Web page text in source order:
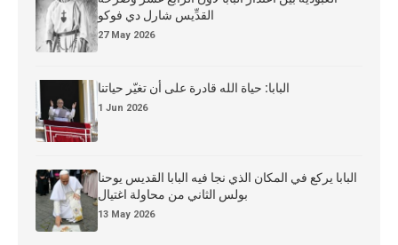
القدِّيس شارل دي فوكو
27 May 2026
البابا: حياة الله قادرة على أن تغيّر حياتنا
1 Jun 2026
البابا يركع في المكان الذي نجا فيه البابا القديس يوحنا
بولس الثاني من محاولة اغتيال
13 May 2026